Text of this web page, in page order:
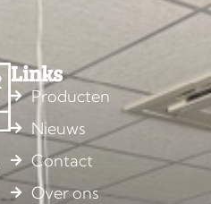
Links
Producten
Nieuws
Contact
Over ons